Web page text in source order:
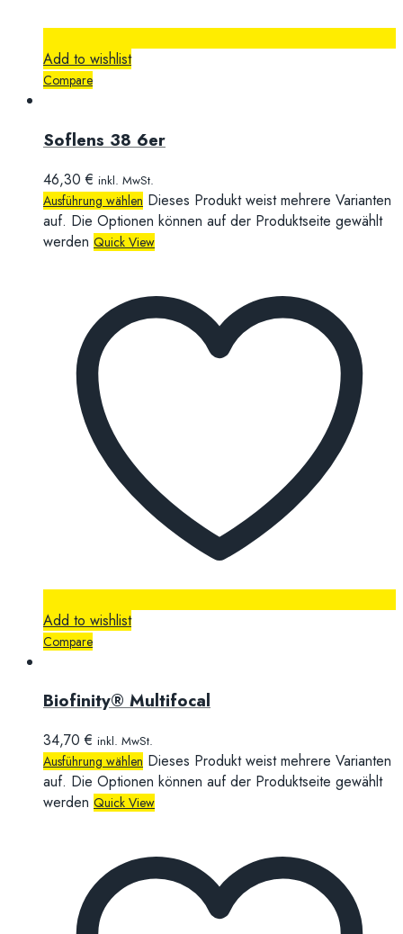
Add to wishlist
Compare
Soflens 38 6er
46,30€ inkl. MwSt.
Ausführung wählen Dieses Produkt weist mehrere Varianten
auf. Die Optionen können auf der Produktseite gewählt
werden Quick View
Add to wishlist
Compare
Biofinity® Multifocal
34,70€ inkl. MwSt.
Ausführung wählen Dieses Produkt weist mehrere Varianten
auf. Die Optionen können auf der Produktseite gewählt
werden Quick View